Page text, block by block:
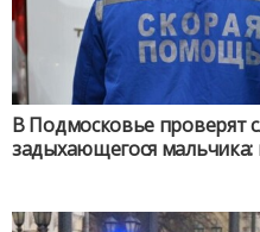
В Подмосковье проверят
задыхающегося мальчика: